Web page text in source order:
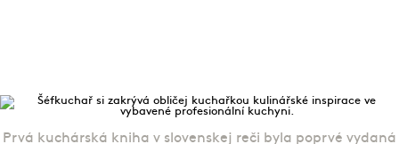
Prvá kuchárská kniha v slovenskej reči byla poprvé vydaná